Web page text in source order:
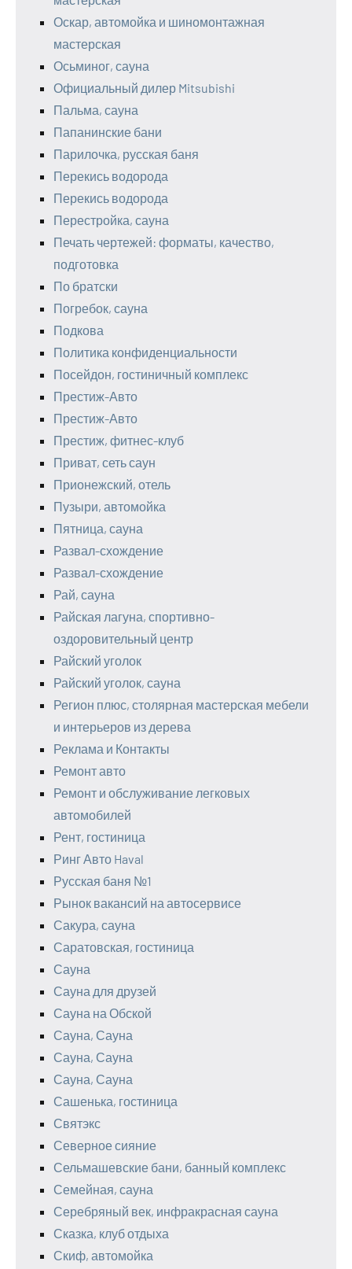
Оскар, автомойка и шиномонтажная
мастерская
Осьминог, сауна
Официальный дилер Mitsubishi
Пальма, сауна
Папанинские бани
Парилочка, русская баня
Перекись водорода
Перекись водорода
Перестройка, сауна
Печать чертежей: форматы, качество,
подготовка
По братски
Погребок, сауна
Подкова
Политика конфиденциальности
Посейдон, гостиничный комплекс
Престиж-Авто
Престиж-Авто
Престиж, фитнес-клуб
Приват, сеть саун
Прионежский, отель
Пузыри, автомойка
Пятница, сауна
Развал-схождение
Развал-схождение
Рай, сауна
Райская лагуна, спортивно-
оздоровительный центр
Райский уголок
Райский уголок, сауна
Регион плюс, столярная мастерская мебели
и интерьеров из дерева
Реклама и Контакты
Ремонт авто
Ремонт и обслуживание легковых
автомобилей
Рент, гостиница
Ринг Авто Haval
Русская баня №1
Рынок вакансий на автосервисе
Сакура, сауна
Саратовская, гостиница
Сауна
Сауна для друзей
Сауна на Обской
Сауна, Сауна
Сауна, Сауна
Сауна, Сауна
Сашенька, гостиница
Святэкс
Северное сияние
Сельмашевские бани, банный комплекс
Семейная, сауна
Серебряный век, инфракрасная сауна
Сказка, клуб отдыха
Скиф, автомойка